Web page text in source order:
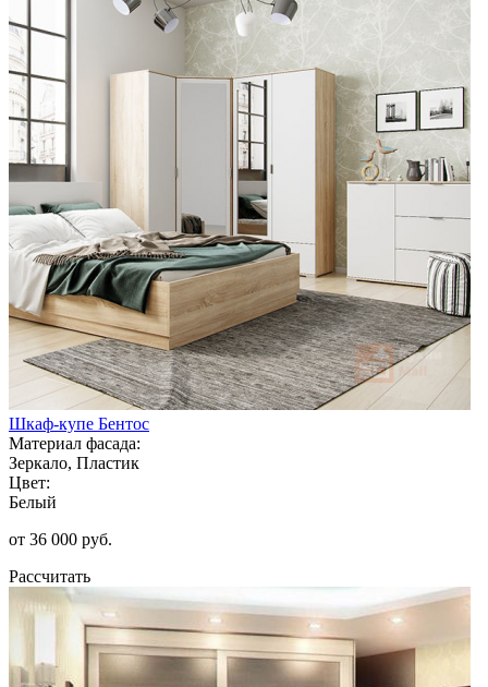
Шкаф-купе Бентос
Материал фасада:
Зеркало, Пластик
Цвет:
Белый
от 36 000 руб.
Рассчитать